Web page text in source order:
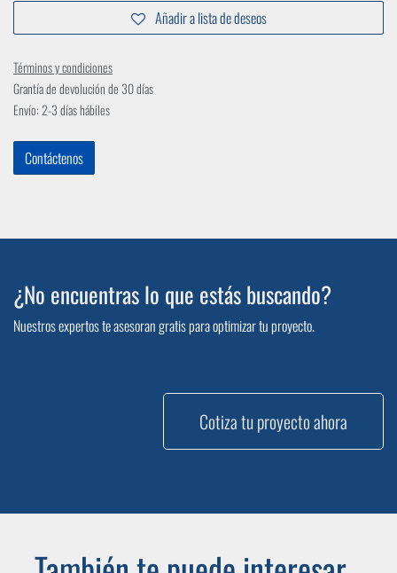
Añadir a lista de deseos
Términos y condiciones
Grantía de devolución de 30 días
Envío: 2-3 días hábiles
Contáctenos
¿No encuentras lo que estás buscando?
Nuestros expertos te asesoran gratis para optimizar tu proyecto.
Cotiza tu proyecto ahora